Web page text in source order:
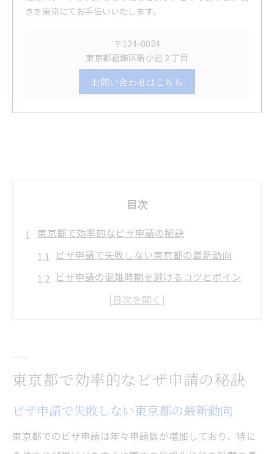
きを東京にてお手伝いいたします。
〒124-0024
東京都葛飾区新小岩２丁目
お問い合わせはこちら
目次
東京都で効率的なビザ申請の秘訣
ビザ申請で失敗しない東京都の最新動向
ビザ申請の混雑時期を避けるコツとポイン
ビザ申請を成功へ導く最新対策集
東京都のビザ申請を確実に進める方法
最新制度に対応したビザ申請の準備方法
東京都で効率的なビザ申請の秘訣
ビザ申請で失敗しない東京都の最新動向
東京都でのビザ申請は年々申請数が増加しており、特に